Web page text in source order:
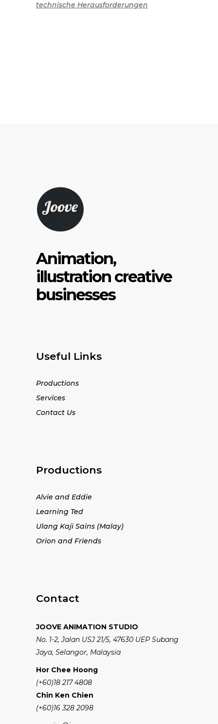
technische Herausforderungen
Animation,
illustration creative
businesses
Useful Links
Productions
Services
Contact Us
Productions
Alvie and Eddie
Learning Ted
Ulang Kaji Sains (Malay)
Orion and Friends
Contact
JOOVE ANIMATION STUDIO
No. 1-2, Jalan USJ 21/5, 47630 UEP Subang
Jaya, Selangor, Malaysia
Hor Chee Hoong
(+60)18 217 4808
Chin Ken Chien
(+60)16 328 2098